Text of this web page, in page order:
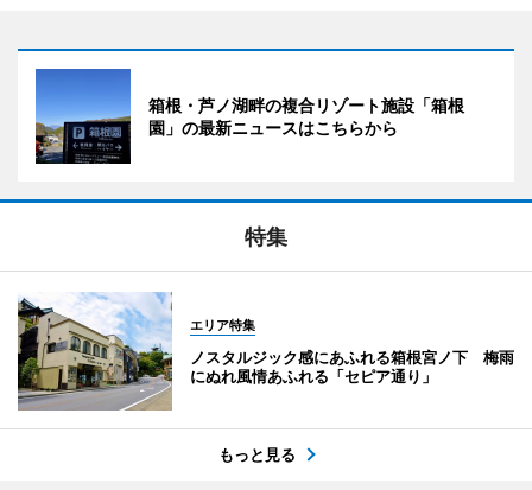
箱根・芦ノ湖畔の複合リゾート施設「箱根
園」の最新ニュースはこちらから
特集
エリア特集
ノスタルジック感にあふれる箱根宮ノ下 梅雨
にぬれ風情あふれる「セピア通り」
もっと見る